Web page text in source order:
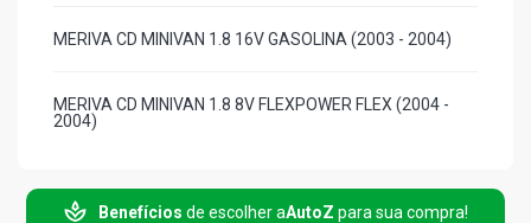
MERIVA CD MINIVAN 1.8 16V GASOLINA (2003 - 2004)
MERIVA CD MINIVAN 1.8 8V FLEXPOWER FLEX (2004 -
2004)
MERIVA JOY MINIVAN 1.8 8V FLEXPOWER FLEX (2005 -
2008)
Benefícios de escolher aAutoZ para sua compra!